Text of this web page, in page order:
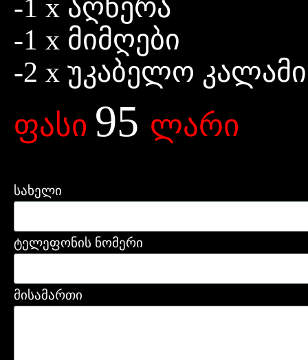
-1 x აღწერა
-1 x მიმღები
-2 x უკაბელო კალამი
ფასი 95 ლარი
სახელი
ტელეფონის ნომერი
მისამართი